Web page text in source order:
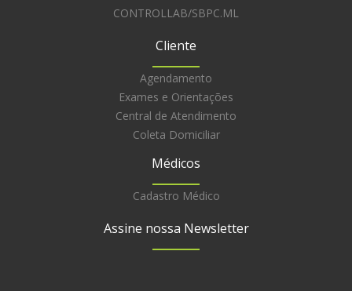
CONTROLLAB/SBPC.ML
Cliente
Agendamento
Exames e Orientações
Central de Atendimento
Coleta Domiciliar
Médicos
Cadastro Médico
Assine nossa Newsletter